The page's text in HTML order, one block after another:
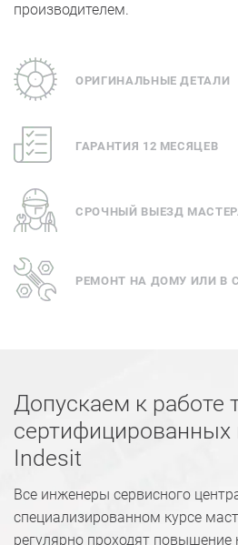
производителем.
ОРИГИНАЛЬНЫЕ ДЕТАЛИ
ГАРАНТИЯ 12 МЕСЯЦЕВ
СРОЧНЫЙ ВЫЕЗД
РЕМОНТ НА ДОМУ ИЛИ В
Допускаем к работе
сертифицированных
Indesit
Все инженеры сервисного
специализированном курсе
регулярно проходят повышение